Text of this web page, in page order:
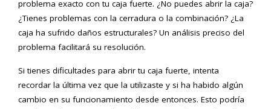
problema exacto con tu caja fuerte. ¿No puedes abrir la caja?
¿Tienes problemas con la cerradura o la combinación? ¿La
caja ha sufrido daños estructurales? Un análisis preciso del
problema facilitará su resolución.
Si tienes dificultades para abrir tu caja fuerte, intenta
recordar la última vez que la utilizaste y si ha habido algún
cambio en su funcionamiento desde entonces. Esto podría